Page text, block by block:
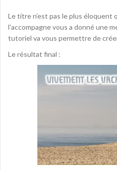
Le titre n’est pas le plus éloquent
l’accompagne vous a donné une
tutoriel va vous permettre de
Le résultat final :